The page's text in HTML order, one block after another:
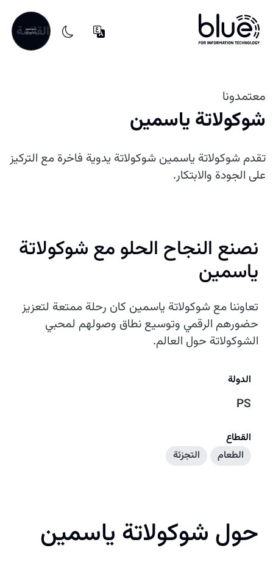
القائمة
معتمدونا
شوكولاتة ياسمين
تقدم شوكولاتة ياسمين شوكولاتة يدوية فاخرة مع التركيز
على الجودة والابتكار.
نصنع النجاح الحلو مع شوكولاتة
ياسمين
تعاوننا مع شوكولاتة ياسمين كان رحلة ممتعة لتعزيز
حضورهم الرقمي وتوسيع نطاق وصولهم لمحبي
الشوكولاتة حول العالم.
الدولة
PS
القطاع
الطعام
التجزئة
حول شوكولاتة ياسمين